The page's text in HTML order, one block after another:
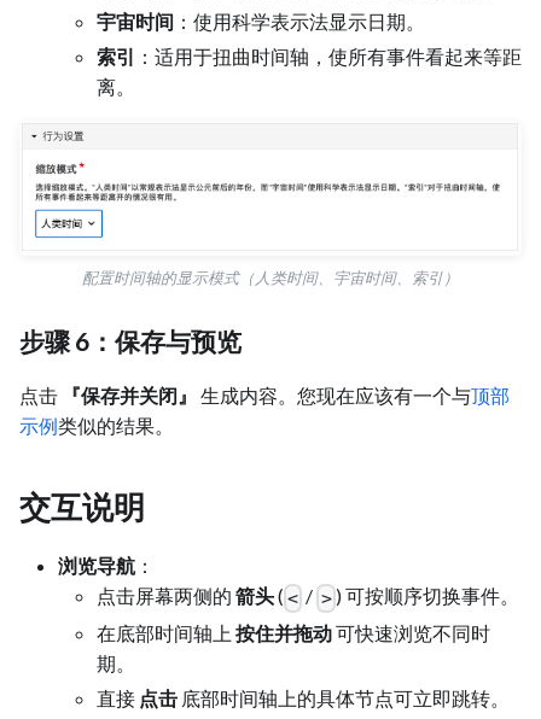
宇宙时间 ：使用科学表示法显示日期。
索引
：适用于扭曲时间轴，使所有事件看起来等距
离。
配置时间轴的显示模式（人类时间、宇宙时间、索引）
步骤 6：保存与预览
点击 『保存并关闭』 生成内容。您现在应该有一个与顶部
示例类似的结果。
交互说明
浏览导航 ：
点击屏幕两侧的 箭头( < / >) 可按顺序切换事件。
在底部时间轴上 按住并拖动可快速浏览不同时
期。
直接 点击 底部时间轴上的具体节点可立即跳转。